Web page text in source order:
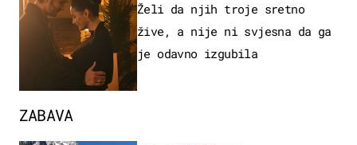
ZABAVA
Želi da njih troje sretno
žive, a nije ni svjesna da ga
je odavno izgubila